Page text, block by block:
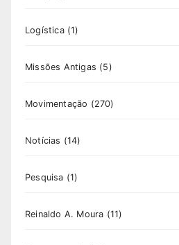
Logística(1)
Missões Antigas (5)
Movimentação (270)
Notícias (14)
Pesquisa (1)
Reinaldo A. Moura (11)